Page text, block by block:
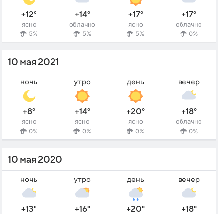
+12°
ясно
5%
+14°
облачно
5%
+17°
ясно
5%
+17°
облачно
0%
10 мая 2021
ночь
+8°
ясно
0%
утро
+14°
ясно
0%
день
+20°
ясно
0%
вечер
+18°
облачно
0%
10 мая 2020
ночь
+13°
утро
+16°
день
+20°
вечер
+18°